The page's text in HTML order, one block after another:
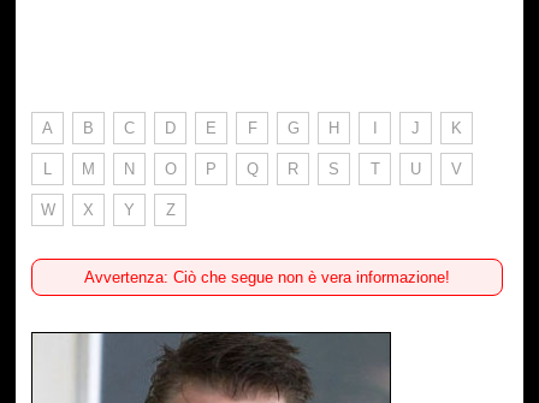
A B C D E F G H I J K
L M N O P Q R S T U V
W X Y Z
Avvertenza: Ciò che segue non è vera informazione!